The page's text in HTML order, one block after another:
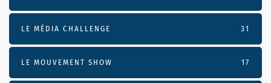
LE MÉDIA CHALLENGE 31
LE MOUVEMENT SHOW 17